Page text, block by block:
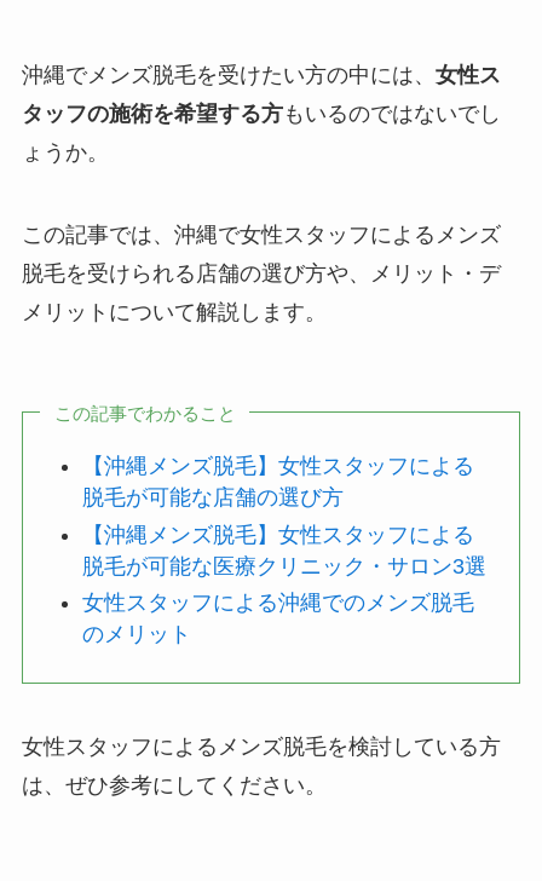
沖縄でメンズ脱毛を受けたい方の中には、 女性ス
タッフの施術を希望する方もいるのではないでし
ょうか。
この記事では、沖縄で女性スタッフによるメンズ
脱毛を受けられる店舗の選び方や、メリット・デ
メリットについて解説します。
この記事でわかること
【沖縄メンズ脱毛】女性スタッフによる
脱毛が可能な店舗の選び方
【沖縄メンズ脱毛】女性スタッフによる
脱毛が可能な医療クリニック・サロン3選
女性スタッフによる沖縄でのメンズ脱毛
のメリット
女性スタッフによるメンズ脱毛を検討している方
は、ぜひ参考にしてください。